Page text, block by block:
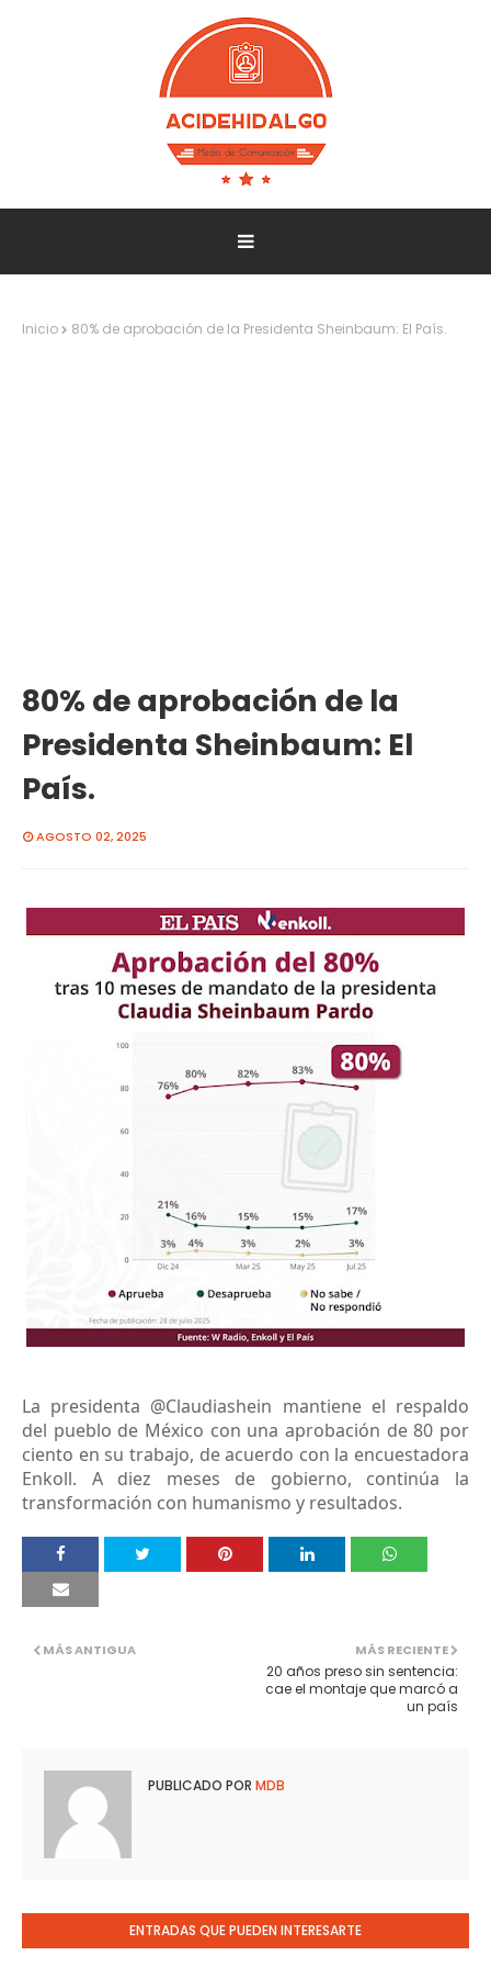
Inicio 80% de aprobación de la Presidenta Sheinbaum: El País.
80% de aprobación de la
Presidenta Sheinbaum: El
País.
AGOSTO 02, 2025
La presidenta @Claudiashein mantiene el respaldo
del pueblo de México con una aprobación de 80 por
ciento en su trabajo, de acuerdo con la encuestadora
Enkoll. A diez meses de gobierno, continúa la
transformación con humanismo y resultados.
MÁS RECIENTE
20 años preso sin sentencia:
cae el montaje que marcó a
un país
MÁS ANTIGUA
PUBLICADO POR MDB
ENTRADAS QUE PUEDEN INTERESARTE